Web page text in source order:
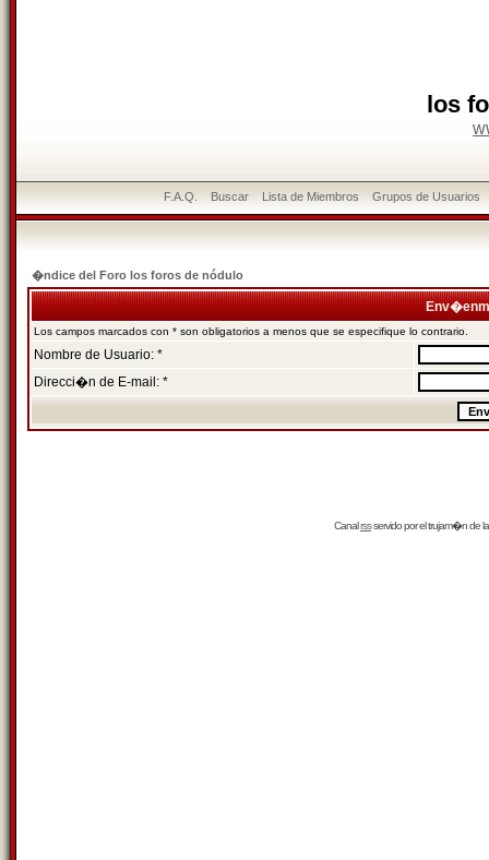
los
F.A.Q. Buscar Lista de Miembros Grupos de Usuarios
�ndice del Foro los foros de nódulo
Los campos marcados con * son obligatorios a menos que se especifique lo contrario.
Nombre de Usuario: *
Direcci�n de E-mail: *
Canalrssservido por eltrujam�nde